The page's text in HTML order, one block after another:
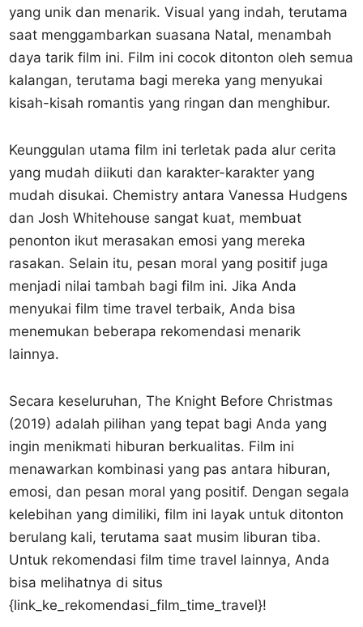
yang unik dan menarik. Visual yang indah, terutama
saat menggambarkan suasana Natal, menambah
daya tarik film ini. Film ini cocok ditonton oleh semua
kalangan, terutama bagi mereka yang menyukai
kisah-kisah romantis yang ringan dan menghibur.
Keunggulan utama film ini terletak pada alur cerita
yang mudah diikuti dan karakter-karakter yang
mudah disukai. Chemistry antara Vanessa Hudgens
dan Josh Whitehouse sangat kuat, membuat
penonton ikut merasakan emosi yang mereka
rasakan. Selain itu, pesan moral yang positif juga
menjadi nilai tambah bagi film ini. Jika Anda
menyukai film time travel terbaik, Anda bisa
menemukan beberapa rekomendasi menarik
lainnya.
Secara keseluruhan, The Knight Before Christmas
(2019) adalah pilihan yang tepat bagi Anda yang
ingin menikmati hiburan berkualitas. Film ini
menawarkan kombinasi yang pas antara hiburan,
emosi, dan pesan moral yang positif. Dengan segala
kelebihan yang dimiliki, film ini layak untuk ditonton
berulang kali, terutama saat musim liburan tiba.
Untuk rekomendasi film time travel lainnya, Anda
bisa melihatnya di situs
{link_ke_rekomendasi_film_time_travel}!